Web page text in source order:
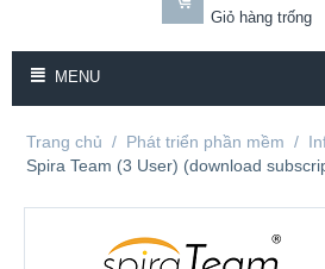
Giỏ hàng trống
MENU
Trang chủ / Phát triển phần mềm /
Spira Team (3 User) (download